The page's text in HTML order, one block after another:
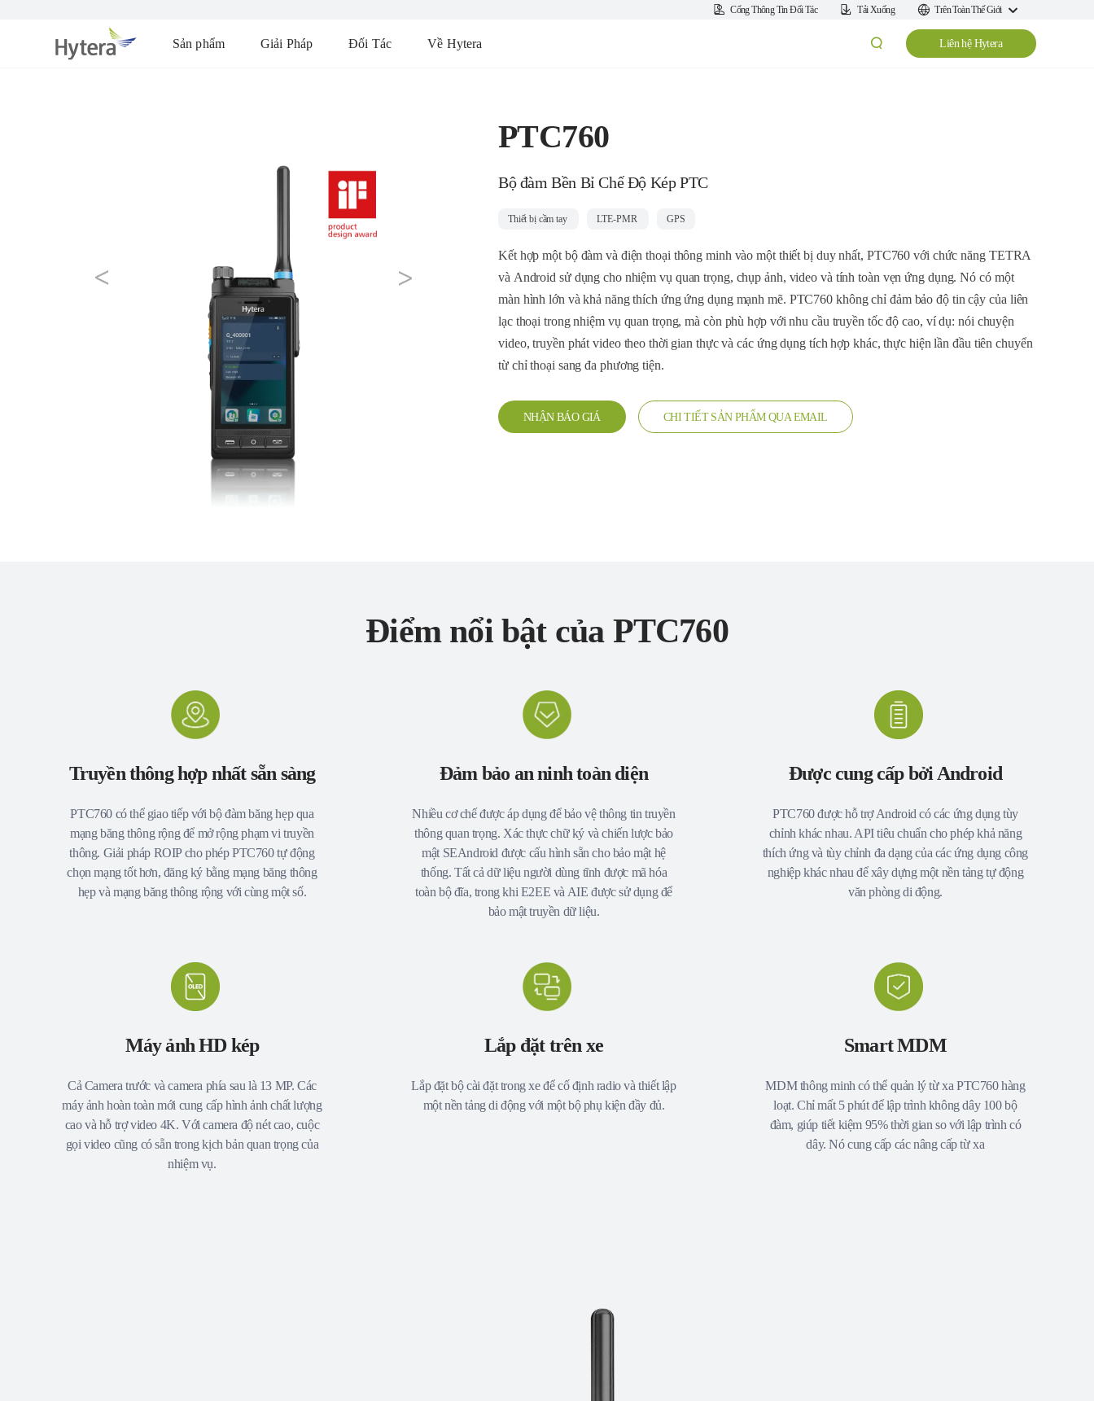
Cổng Thông Tin Đối Tác Tải Xuống Trên Toàn Thế Giới
Sản phẩm Giải Pháp Đối Tác Về Hytera Liên hệ Hytera
prev next
PTC760
Bộ đàm Bền Bỉ Chế Độ Kép PTC
Thiết bị cầm tay LTE-PMR GPS
Kết hợp một bộ đàm và điện thoại thông minh vào một thiết bị duy nhất, PTC760 với chức năng TETRA
và Android sử dụng cho nhiệm vụ quan trọng, chụp ảnh, video và tính toàn vẹn ứng dụng. Nó có một
màn hình lớn và khả năng thích ứng ứng dụng mạnh mẽ. PTC760 không chỉ đảm bảo độ tin cậy của liên
lạc thoại trong nhiệm vụ quan trọng, mà còn phù hợp với nhu cầu truyền tốc độ cao, ví dụ: nói chuyện
video, truyền phát video theo thời gian thực và các ứng dụng tích hợp khác, thực hiện lần đầu tiên chuyển
từ chỉ thoại sang đa phương tiện.
NHẬN BÁO GIÁ CHI TIẾT SẢN PHẨM QUA EMAIL
Điểm nổi bật của PTC760
Truyền thông hợp nhất sẵn sàng
PTC760 có thể giao tiếp với bộ đàm băng hẹp qua
mạng băng thông rộng để mở rộng phạm vi truyền
thông. Giải pháp ROIP cho phép PTC760 tự động
chọn mạng tốt hơn, đăng ký bằng mạng băng thông
hẹp và mạng băng thông rộng với cùng một số.
Đảm bảo an ninh toàn diện
Nhiều cơ chế được áp dụng để bảo vệ thông tin truyền
thông quan trọng. Xác thực chữ ký và chiến lược bảo
mật SEAndroid được cấu hình sẵn cho bảo mật hệ
thống. Tất cả dữ liệu người dùng tĩnh được mã hóa
toàn bộ đĩa, trong khi E2EE và AIE được sử dụng để
bảo mật truyền dữ liệu.
Được cung cấp bởi Android
PTC760 được hỗ trợ Android có các ứng dụng tùy
chỉnh khác nhau. API tiêu chuẩn cho phép khả năng
thích ứng và tùy chỉnh đa dạng của các ứng dụng công
nghiệp khác nhau để xây dựng một nền tảng tự động
văn phòng di động.
Máy ảnh HD kép
Cả Camera trước và camera phía sau là 13 MP. Các
máy ảnh hoàn toàn mới cung cấp hình ảnh chất lượng
cao và hỗ trợ video 4K. Với camera độ nét cao, cuộc
gọi video cũng có sẵn trong kịch bản quan trọng của
nhiệm vụ.
Lắp đặt trên xe
Lắp đặt bộ cài đặt trong xe để cố định radio và thiết lập
một nền tảng di động với một bộ phụ kiện đầy đủ.
Smart MDM
MDM thông minh có thể quản lý từ xa PTC760 hàng
loạt. Chỉ mất 5 phút để lập trình không dây 100 bộ
đàm, giúp tiết kiệm 95% thời gian so với lập trình có
dây. Nó cung cấp các nâng cấp từ xa